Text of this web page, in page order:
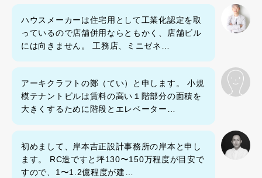
ハウスメーカーは住宅用として工業化認定を取
っているので店舗併用ならともかく、店舗ビル
には向きません。 工務店、ミニゼネ…
アーキクラフトの鄭（てい）と申します。 小規
模テナントビルは賃料の高い１階部分の面積を
大きくするために階段とエレベーター…
初めまして、岸本吉正設計事務所の岸本と申し
ます。 RC造ですと坪130〜150万程度が目安で
すので、1〜1.2億程度が建…